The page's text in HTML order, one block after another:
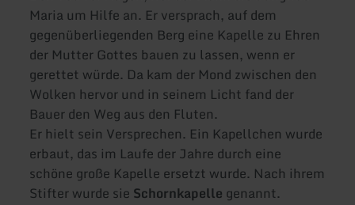
Maria um Hilfe an. Er versprach, auf dem
gegenüberliegenden Berg eine Kapelle zu Ehren
der Mutter Gottes bauen zu lassen, wenn er
gerettet würde. Da kam der Mond zwischen den
Wolken hervor und in seinem Licht fand der
Bauer den Weg aus den Fluten.
Er hielt sein Versprechen. Ein Kapellchen wurde
erbaut, das im Laufe der Jahre durch eine
schöne große Kapelle ersetzt wurde. Nach ihrem
Stifter wurde sie Schornkapelle genannt.